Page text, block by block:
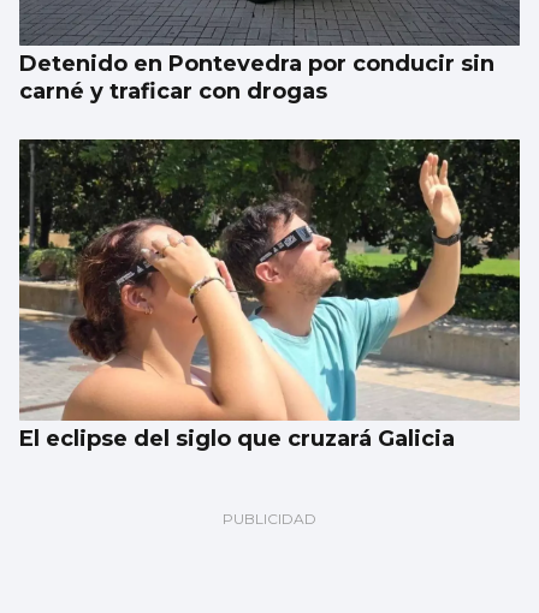
Detenido en Pontevedra por conducir sin
carné y traficar con drogas
El eclipse del siglo que cruzará Galicia